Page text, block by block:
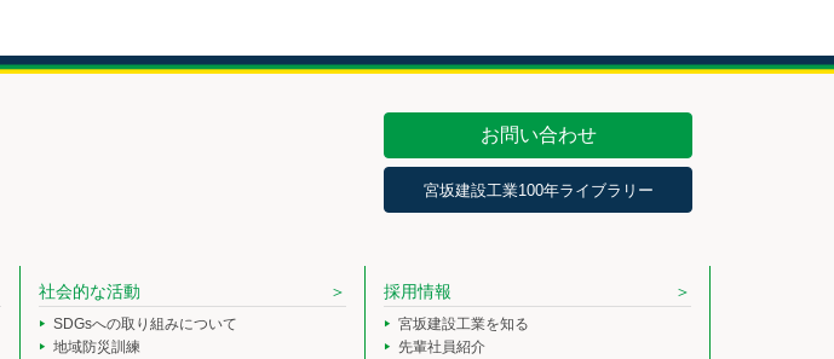
お問い合わせ
宮坂建設工業100年ライブラリー
社会的な活動
SDGsへの取り組みについて
地域防災訓練
採用情報
宮坂建設工業を知る
先輩社員紹介